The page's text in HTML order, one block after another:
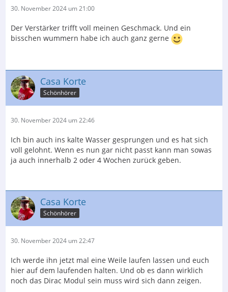
30. November 2024 um 21:00
Der Verstärker trifft voll meinen Geschmack. Und ein
bisschen wummern habe ich auch ganz gerne
Casa Korte
Schönhörer
30. November 2024 um 22:46
Ich bin auch ins kalte Wasser gesprungen und es hat sich
voll gelohnt. Wenn es nun gar nicht passt kann man sowas
ja auch innerhalb 2 oder 4 Wochen zurück geben.
Casa Korte
Schönhörer
30. November 2024 um 22:47
Ich werde ihn jetzt mal eine Weile laufen lassen und euch
hier auf dem laufenden halten. Und ob es dann wirklich
noch das Dirac Modul sein muss wird sich dann zeigen.